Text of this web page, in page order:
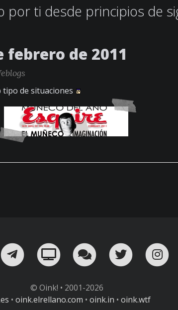
por ti desde principios de
febrero de 2011
tipo de situaciones
un email!
¡Nuestro canal en Telegram!
Oink! TV Charla conTwitter
© Oink! • 2001-2026
• oink.elrellano.com • oink.in • oink.wtf